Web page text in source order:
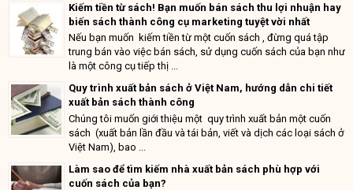
Kiếm tiền từ sách! Bạn muốn bán sách thu lợi nhuận hay
biến sách thành công cụ marketing tuyệt vời nhất
Nếu bạn muốn kiếm tiền từ một cuốn sách , đừng quá tập
trung bán vào việc bán sách, sử dụng cuốn sách của bạn như
là một công cụ tiếp thị ...
Quy trình xuất bản sách ở Việt Nam, hướng dẫn chi tiết
xuất bản sách thành công
Chúng tôi muốn giới thiệu một quy trình xuất bản một cuốn
sách (xuất bản lần đầu và tái bản, viết và dịch các loại sách ở
Việt Nam), bao ...
Làm sao để tìm kiếm nhà xuất bản sách phù hợp với
cuốn sách của bạn?